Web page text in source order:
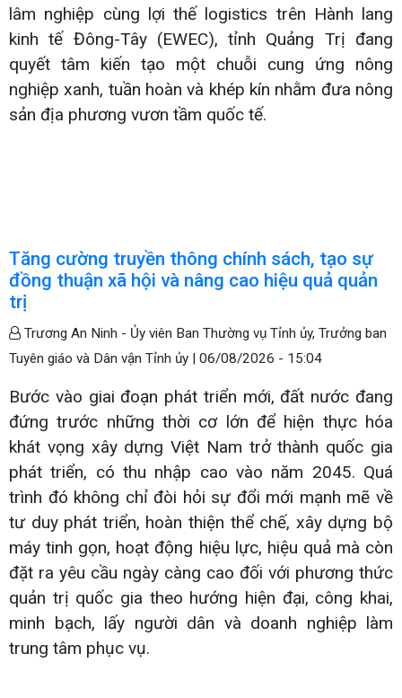
lâm nghiệp cùng lợi thế logistics trên Hành lang
kinh tế Đông-Tây (EWEC), tỉnh Quảng Trị đang
quyết tâm kiến tạo một chuỗi cung ứng nông
nghiệp xanh, tuần hoàn và khép kín nhằm đưa nông
sản địa phương vươn tầm quốc tế.
Tăng cường truyền thông chính sách, tạo sự
đồng thuận xã hội và nâng cao hiệu quả quản
trị
Trương An Ninh - Ủy viên Ban Thường vụ Tỉnh ủy, Trưởng ban
Tuyên giáo và Dân vận Tỉnh ủy | 06/08/2026 - 15:04
Bước vào giai đoạn phát triển mới, đất nước đang
đứng trước những thời cơ lớn để hiện thực hóa
khát vọng xây dựng Việt Nam trở thành quốc gia
phát triển, có thu nhập cao vào năm 2045. Quá
trình đó không chỉ đòi hỏi sự đổi mới mạnh mẽ về
tư duy phát triển, hoàn thiện thể chế, xây dựng bộ
máy tinh gọn, hoạt động hiệu lực, hiệu quả mà còn
đặt ra yêu cầu ngày càng cao đối với phương thức
quản trị quốc gia theo hướng hiện đại, công khai,
minh bạch, lấy người dân và doanh nghiệp làm
trung tâm phục vụ.